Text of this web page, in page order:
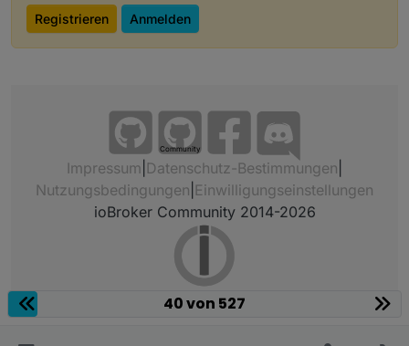
Registrieren Anmelden
Community
Impressum Datenschutz-Bestimmungen
Nutzungsbedingungen Einwilligungseinstellungen
ioBroker Community 2014-2026
40 von 527